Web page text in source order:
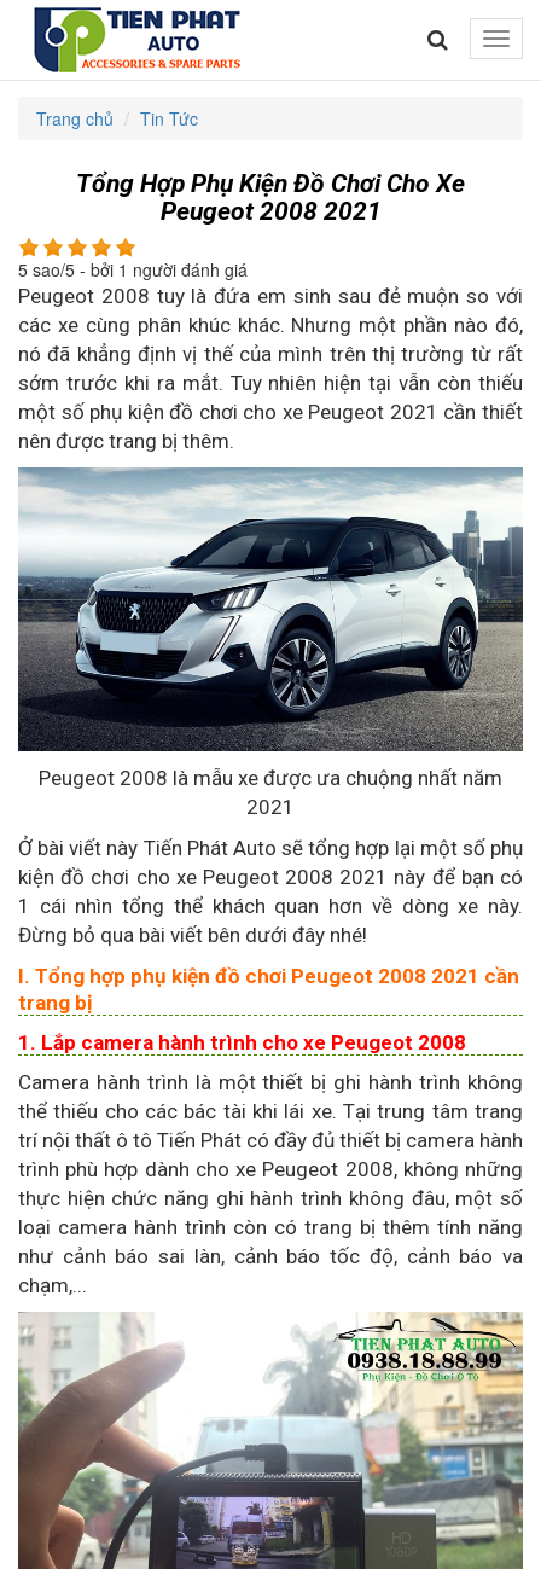
Toggle
Trang chủ Tin Tức
Tổng Hợp Phụ Kiện Đồ Chơi Cho Xe
Peugeot 2008 2021
5 sao/5 - bởi 1 người đánh giá
Peugeot 2008 tuy là đứa em sinh sau đẻ muộn so với
các xe cùng phân khúc khác. Nhưng một phần nào đó,
nó đã khẳng định vị thế của mình trên thị trường từ rất
sớm trước khi ra mắt. Tuy nhiên hiện tại vẫn còn thiếu
một số phụ kiện đồ chơi cho xe Peugeot 2021 cần thiết
nên được trang bị thêm.
Peugeot 2008 là mẫu xe được ưa chuộng nhất năm
2021
Ở bài viết này Tiến Phát Auto sẽ tổng hợp lại một số phụ
kiện đồ chơi cho xe Peugeot 2008 2021 này để bạn có
1 cái nhìn tổng thể khách quan hơn về dòng xe này.
Đừng bỏ qua bài viết bên dưới đây nhé!
I. Tổng hợp phụ kiện đồ chơi Peugeot 2008 2021 cần
trang bị
1. Lắp camera hành trình cho xe Peugeot 2008
Camera hành trình là một thiết bị ghi hành trình không
thể thiếu cho các bác tài khi lái xe. Tại trung tâm trang
trí nội thất ô tô Tiến Phát có đầy đủ thiết bị camera hành
trình phù hợp dành cho xe Peugeot 2008, không những
thực hiện chức năng ghi hành trình không đâu, một số
loại camera hành trình còn có trang bị thêm tính năng
như cảnh báo sai làn, cảnh báo tốc độ, cảnh báo va
chạm,...